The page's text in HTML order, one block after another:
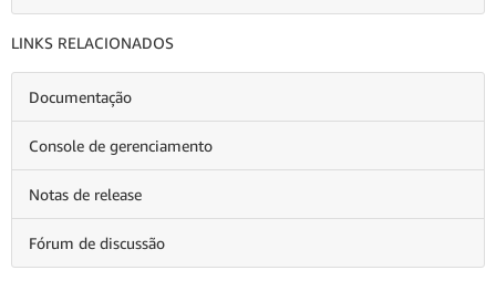
LINKS RELACIONADOS
Documentação
Console de gerenciamento
Notas de release
Fórum de discussão